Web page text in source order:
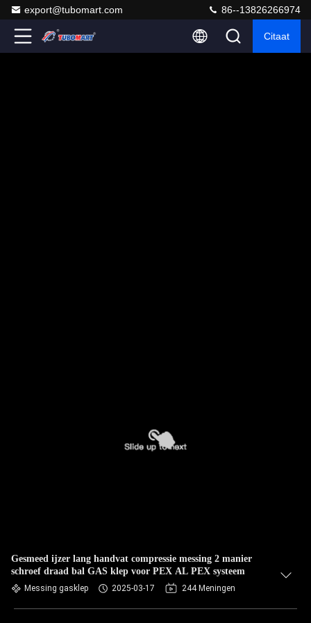
export@tubomart.com 86--13826266974
Citaat
Gesmeed ijzer lang handvat compressie messing 2 manier
schroef draad bal GAS klep voor PEX AL PEX systeem
Messing gasklep 2025-03-17 244 Meningen